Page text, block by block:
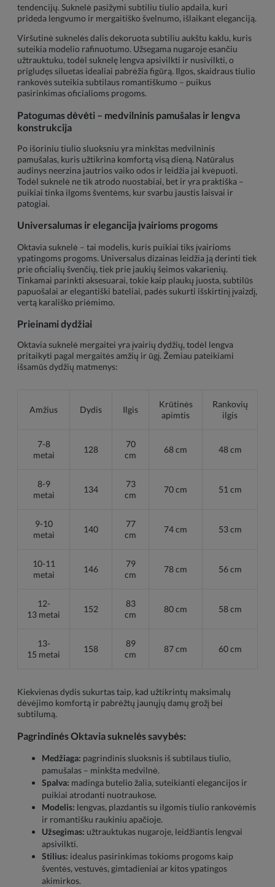
tendencijų. Suknelė pasižymi subtiliu tiulio apdaila, kuri
prideda lengvumo ir mergaitiško švelnumo, išlaikant eleganciją.
Viršutinė suknelės dalis dekoruota subtiliu aukštu kaklu, kuris
suteikia modelio rafinuotumo. Užsegama nugaroje esančiu
užtrauktuku, todėl suknelę lengva apsivilkti ir nusivilkti, o
prigludęs siluetas idealiai pabrėžia figūrą. Ilgos, skaidraus tiulio
rankovės suteikia subtilaus romantiškumo – puikus
pasirinkimas oficialioms progoms.
Patogumas dėvėti – medvilninis pamušalas ir lengva
konstrukcija
Po išoriniu tiulio sluoksniu yra minkštas medvilninis
pamušalas, kuris užtikrina komfortą visą dieną. Natūralus
audinys neerzina jautrios vaiko odos ir leidžia jai kvėpuoti.
Todėl suknelė ne tik atrodo nuostabiai, bet ir yra praktiška –
puikiai tinka ilgoms šventėms, kur svarbu jaustis laisvai ir
patogiai.
Universalumas ir elegancija įvairioms progoms
Oktavia suknelė – tai modelis, kuris puikiai tiks įvairioms
ypatingoms progoms. Universalus dizainas leidžia ją derinti tiek
prie oficialių švenčių, tiek prie jaukių šeimos vakarienių.
Tinkamai parinkti aksesuarai, tokie kaip plaukų juosta, subtilūs
papuošalai ar elegantiški bateliai, padės sukurti išskirtinį įvaizdį,
vertą karališko priėmimo.
Prieinami dydžiai
Oktavia suknelė mergaitei yra įvairių dydžių, todėl lengva
pritaikyti pagal mergaitės amžių ir ūgį. Žemiau pateikiami
išsamūs dydžių matmenys:
Amžius Dydis Ilgis
Krūtinės
apimtis
Rankovių
ilgis
7-8
metai
128
70
cm
68 cm 48 cm
8-9
metai
134
73
cm
70 cm 51 cm
9-10
metai
140
77
cm
74 cm 53 cm
10-11
metai
146
79
cm
78 cm 56 cm
12-
13 metai
152
83
cm
80 cm 58 cm
13-
15 metai
158
89
cm
87 cm 60 cm
Kiekvienas dydis sukurtas taip, kad užtikrintų maksimalų
dėvėjimo komfortą ir pabrėžtų jaunųjų damų grožį bei
subtilumą.
Pagrindinės Oktavia suknelės savybės:
Medžiaga: pagrindinis sluoksnis iš subtilaus tiulio,
pamušalas – minkšta medvilnė.
Spalva: madinga butelio žalia, suteikianti elegancijos ir
puikiai atrodanti nuotraukose.
Modelis: lengvas, plazdantis su ilgomis tiulio rankovėmis
ir romantišku raukiniu apačioje.
Užsegimas: užtrauktukas nugaroje, leidžiantis lengvai
apsivilkti.
Stilius: idealus pasirinkimas tokioms progoms kaip
šventės, vestuvės, gimtadieniai ar kitos ypatingos
akimirkos.